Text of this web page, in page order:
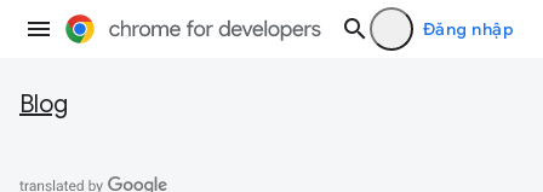
Đăng nhập
Blog